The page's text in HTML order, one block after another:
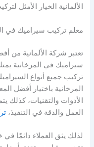
الألمانية الخيار الأمثل
معلم تركيب سيراميك في
تعتبر شركة الألمانية من
سيراميك في المرخانية
تركيب جميع أنواع
المرخانية باختيار أفضل
الأدوات والتقنيات، كذلك
العمل والدقة في التنفيذ،
لذلك يثق العملاء دائمًا في